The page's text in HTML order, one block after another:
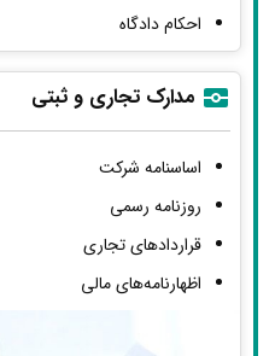
احکام دادگاه
مدارک تجاری و ثبتی
اساسنامه شرکت
روزنامه رسمی
قراردادهای تجاری
اظهارنامه‌های مالی